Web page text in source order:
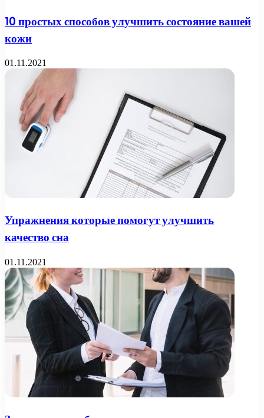
10 простых способов улучшить состояние вашей
кожи
01.11.2021
Упражнения которые помогут улучшить
качество сна
01.11.2021